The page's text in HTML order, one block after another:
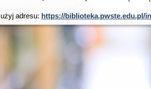
adresu: https://biblioteka.pwste.edu.pl/